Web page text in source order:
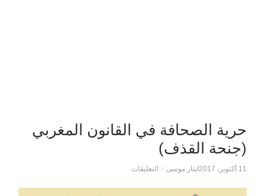
حرية الصحافة في القانون المغربي
(جنحة القذف)
11 أكتوبر، 2017 ايثار موسى / التعليقات